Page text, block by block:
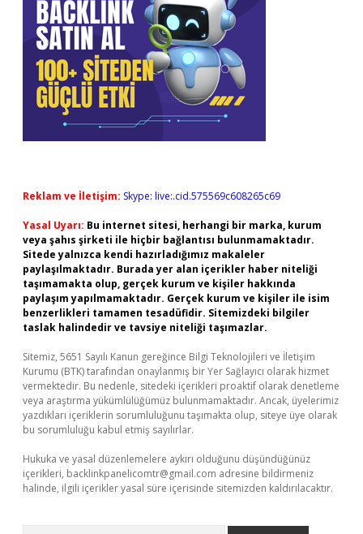
Reklam ve İletişim: Skype: live:.cid.575569c608265c69
Yasal Uyarı: Bu internet sitesi, herhangi bir marka, kurum
veya şahıs şirketi ile hiçbir bağlantısı bulunmamaktadır.
Sitede yalnızca kendi hazırladığımız makaleler
paylaşılmaktadır. Burada yer alan içerikler haber niteliği
taşımamakta olup, gerçek kurum ve kişiler hakkında
paylaşım yapılmamaktadır. Gerçek kurum ve kişiler ile isim
benzerlikleri tamamen tesadüfidir. Sitemizdeki bilgiler
taslak halindedir ve tavsiye niteliği taşımazlar.
Sitemiz, 5651 Sayılı Kanun gereğince Bilgi Teknolojileri ve İletişim
Kurumu (BTK) tarafından onaylanmış bir Yer Sağlayıcı olarak hizmet
vermektedir. Bu nedenle, sitedeki içerikleri proaktif olarak denetleme
veya araştırma yükümlülüğümüz bulunmamaktadır. Ancak, üyelerimiz
yazdıkları içeriklerin sorumluluğunu taşımakta olup, siteye üye olarak
bu sorumluluğu kabul etmiş sayılırlar.
Hukuka ve yasal düzenlemelere aykırı olduğunu düşündüğünüz
içerikleri, backlinkpanelicomtr@gmail.com adresine bildirmeniz
halinde, ilgili içerikler yasal süre içerisinde sitemizden kaldırılacaktır.